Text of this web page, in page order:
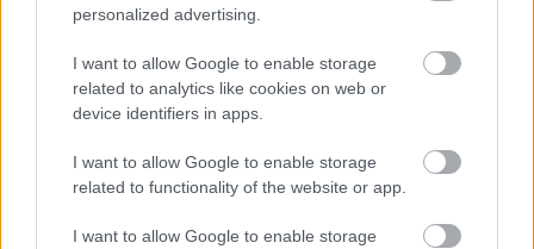
personalized advertising.
I want to allow Google to enable storage
related to analytics like cookies on web or
device identifiers in apps.
I want to allow Google to enable storage
related to functionality of the website or app.
I want to allow Google to enable storage
Amire többmillióan vártunk: szombattól
másodfokúra csökken a riasztás
5 gyönyörű tó Nógrád megyében